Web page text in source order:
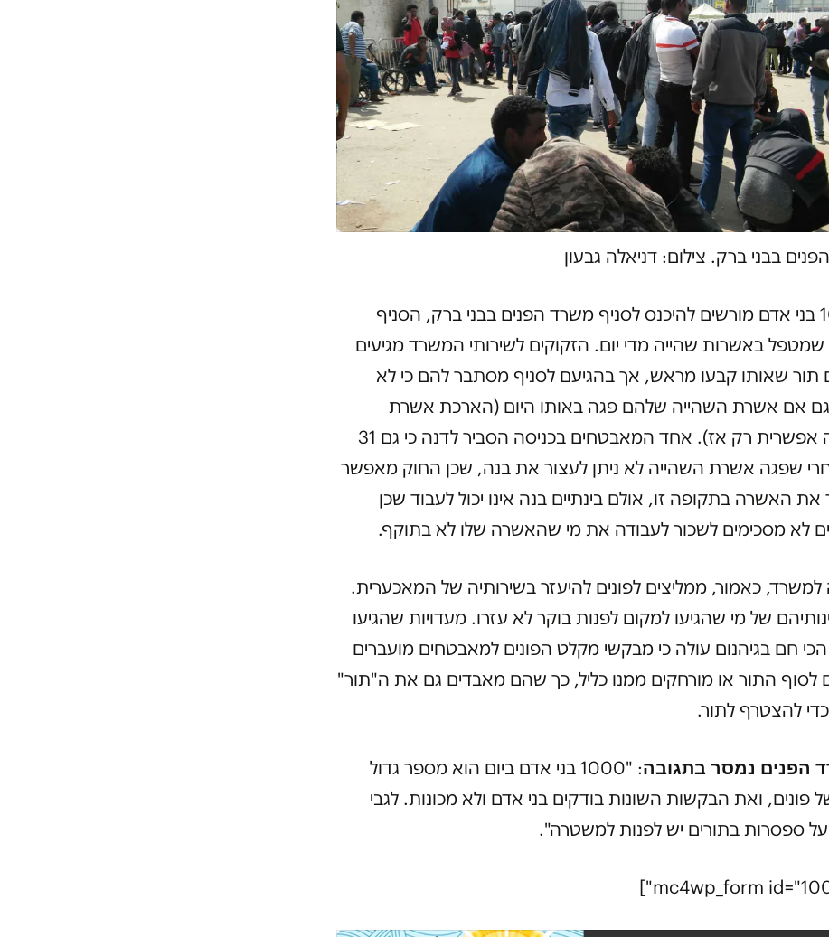
בבני ברק. צילום: דניאלה גבעון
כ-1000 בני אדם מורשים להיכנס לסניף משרד הפנים בבני ברק, הסניף
באשרות שהייה מדי יום. הזקוקים לשירותי המשרד מגיעים
תור שאותו קבעו מראש, אך בהגיעם לסניף מסתבר להם כי לא
גם אם אשרת השהייה שלהם פגה באותו היום (הארכת אשרת
השהייה אפשרית רק אז). אחד המאבטחים בכניסה הסביר לדנה כי גם 31
שפגה אשרת השהייה לא ניתן לעצור את בנה, שכן החוק מאפשר
את האשרה בתקופה זו, אולם בינתיים בנה אינו יכול לעבוד שכן
לא מסכימים לשכור לעבודה את מי שהאשרה שלו לא בתוקף.
למשרד, כאמור, ממליצים לפונים להיעזר בשירותיה של המאכערית.
של מי שהגיעו למקום לפנות בוקר לא עזרו. מעדויות שהגיעו
חם בגיהנום עולה כי מבקשי מקלט הפונים למאבטחים מועברים
לסוף התור או מורחקים ממנו כליל, כך שהם מאבדים גם את ה"תור"
להצטרף לתור.
הפנים נמסר בתגובה
: "1000 בני אדם ביום הוא מספר גדול
פונים, ואת הבקשות השונות בודקים בני אדם ולא מכונות. לגבי
ספסרות בתורים יש לפנות למשטרה".